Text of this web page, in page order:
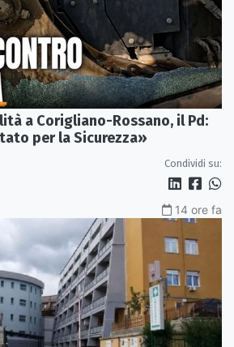
a Corigliano-Rossano, il Pd:
per la Sicurezza»
Condividi su:
14 ore fa